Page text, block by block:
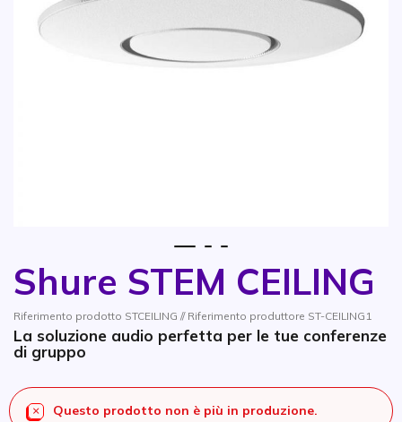
Shure STEM CEILING
Riferimento prodotto STCEILING // Riferimento produttore ST-CEILING1
La soluzione audio perfetta per le tue conferenze
di gruppo
Questo prodotto non è più in produzione.
Vai all'inizio della galleria di immagini